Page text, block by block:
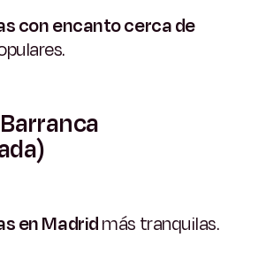
con encanto cerca de
en Madridmás tranquilas.